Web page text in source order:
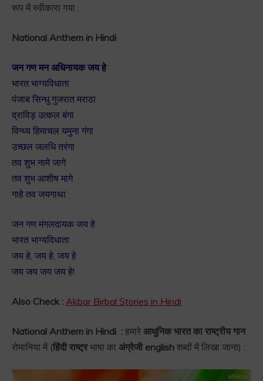
रूप में स्वीकारा गया :
National Anthem in Hindi
जन गण मन अधिनायक जय हे
भारत भाग्यविधाता
पंजाब सिन्धु गुजरात मराठा
द्राविड़ उत्कल बंगा
विन्ध्य हिमाचल यमुना गंगा
उच्छल जलधि तरंगा
तव शुभ नामे जागे
तव शुभ आशीष मागे
गाहे तव जयगाथा
जन गण मंगलदायक जय हे
भारत भाग्यविधाता
जय हे, जय हे, जय हे
जय जय जय जय हे!
Also Check : Akbar Birbal Stories in Hindi
National Anthem in Hindi : हमारे आधुनिक भारत का राष्ट्रीय गान
रोमानिया में (हिंदी राष्ट्रभाषा का अंग्रेजी english शब्दों में लिखा जाना) :